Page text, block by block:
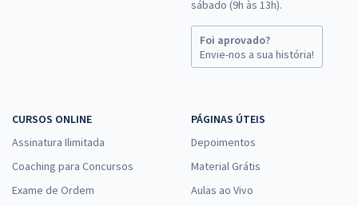
sábado (9h às 13h).
Foi aprovado?
Envie-nos a sua história!
CURSOS ONLINE
Assinatura Ilimitada
Coaching para Concursos
Exame de Ordem
PÁGINAS ÚTEIS
Depoimentos
Material Grátis
Aulas ao Vivo